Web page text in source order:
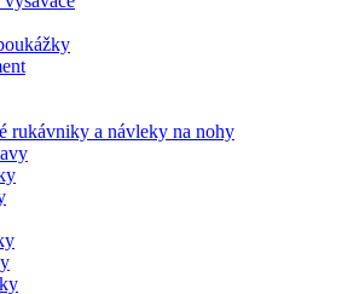
rukávniky a návleky na nohy